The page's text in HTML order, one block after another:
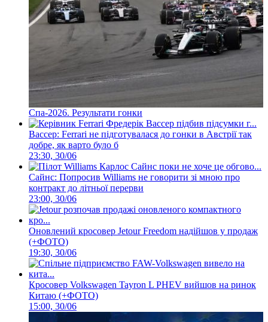
Спа-2026. Результати гонки
Вассер: Ferrari не підготувалася до гонки в Австрії так
добре, як варто було б
23:30, 30/06
Сайнс: Попросив Williams не говорити зі мною про
контракт до літньої перерви
23:00, 30/06
Оновлений кросовер Jetour Freedom надійшов у продаж
(+ФОТО)
19:30, 30/06
Кросовер Volkswagen Tayron L PHEV вийшов на ринок
Китаю (+ФОТО)
15:00, 30/06